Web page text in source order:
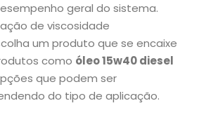
geral do sistema.
de viscosidade
um produto que se encaixe
como óleo 15w40 diesel
que podem ser
do tipo de aplicação.